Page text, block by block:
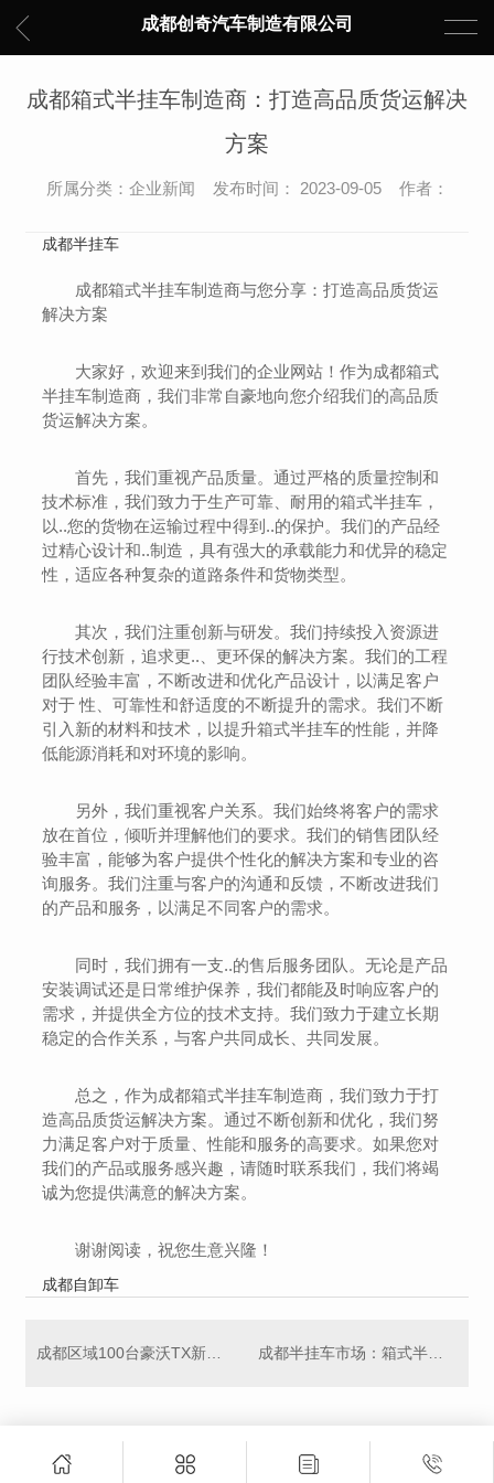
成都创奇汽车制造有限公司
成都箱式半挂车制造商：打造高品质货运解决
方案
所属分类：企业新闻 发布时间： 2023-09-05 作者：
成都半挂车
成都箱式半挂车制造商与您分享：打造高品质货运
解决方案
大家好，欢迎来到我们的企业网站！作为成都箱式
半挂车制造商，我们非常自豪地向您介绍我们的高品质
货运解决方案。
首先，我们重视产品质量。通过严格的质量控制和
技术标准，我们致力于生产可靠、耐用的箱式半挂车，
以..您的货物在运输过程中得到..的保护。我们的产品经
过精心设计和..制造，具有强大的承载能力和优异的稳定
性，适应各种复杂的道路条件和货物类型。
其次，我们注重创新与研发。我们持续投入资源进
行技术创新，追求更..、更环保的解决方案。我们的工程
团队经验丰富，不断改进和优化产品设计，以满足客户
对于 性、可靠性和舒适度的不断提升的需求。我们不断
引入新的材料和技术，以提升箱式半挂车的性能，并降
低能源消耗和对环境的影响。
另外，我们重视客户关系。我们始终将客户的需求
放在首位，倾听并理解他们的要求。我们的销售团队经
验丰富，能够为客户提供个性化的解决方案和专业的咨
询服务。我们注重与客户的沟通和反馈，不断改进我们
的产品和服务，以满足不同客户的需求。
同时，我们拥有一支..的售后服务团队。无论是产品
安装调试还是日常维护保养，我们都能及时响应客户的
需求，并提供全方位的技术支持。我们致力于建立长期
稳定的合作关系，与客户共同成长、共同发展。
总之，作为成都箱式半挂车制造商，我们致力于打
造高品质货运解决方案。通过不断创新和优化，我们努
力满足客户对于质量、性能和服务的高要求。如果您对
我们的产品或服务感兴趣，请随时联系我们，我们将竭
诚为您提供满意的解决方案。
谢谢阅读，祝您生意兴隆！
成都自卸车